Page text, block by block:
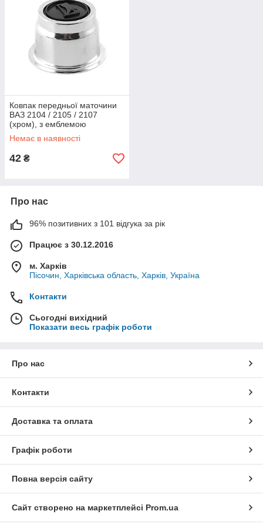
Ковпак передньої маточини
ВАЗ 2104 / 2105 / 2107
(хром), з емблемою
Немає в наявності
42 ₴
Про нас
96% позитивних з 101 відгука за рік
Працює з 30.12.2016
м. Харків
Пісочин, Харківська область, Харків, Україна
Контакти
Сьогодні вихідний
Показати весь графік роботи
Про нас
Контакти
Доставка та оплата
Графік роботи
Повна версія сайту
Сайт створено на маркетплейсі Prom.ua